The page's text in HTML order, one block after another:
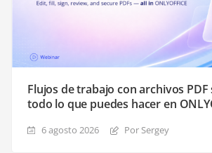
Flujos de trabajo con archivos PDF
todo lo que puedes hacer en
6 agosto 2026 Por Sergey